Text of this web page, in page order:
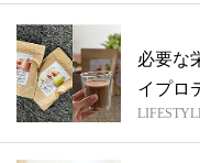
必要な
イプロ